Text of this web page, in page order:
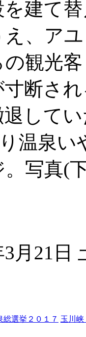
を建て
、ア
観光
断さ
して
温泉い
写真(
月21日
選挙２０１７ 玉川